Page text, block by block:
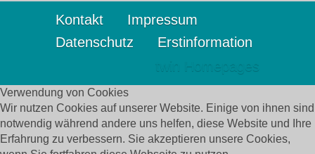
Kontakt
Impressum
Datenschutz
Erstinformation
twin Homepages
Verwendung von Cookies
Wir nutzen Cookies auf unserer Website. Einige von ihnen sind
notwendig während andere uns helfen, diese Website und Ihre
Erfahrung zu verbessern. Sie akzeptieren unsere Cookies,